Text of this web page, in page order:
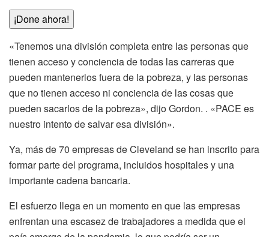
¡Done ahora!
«Tenemos una división completa entre las personas que
tienen acceso y conciencia de todas las carreras que
pueden mantenerlos fuera de la pobreza, y las personas
que no tienen acceso ni conciencia de las cosas que
pueden sacarlos de la pobreza», dijo Gordon. . «PACE es
nuestro intento de salvar esa división».
Ya, más de 70 empresas de Cleveland se han inscrito para
formar parte del programa, incluidos hospitales y una
importante cadena bancaria.
El esfuerzo llega en un momento en que las empresas
enfrentan una escasez de trabajadores a medida que el